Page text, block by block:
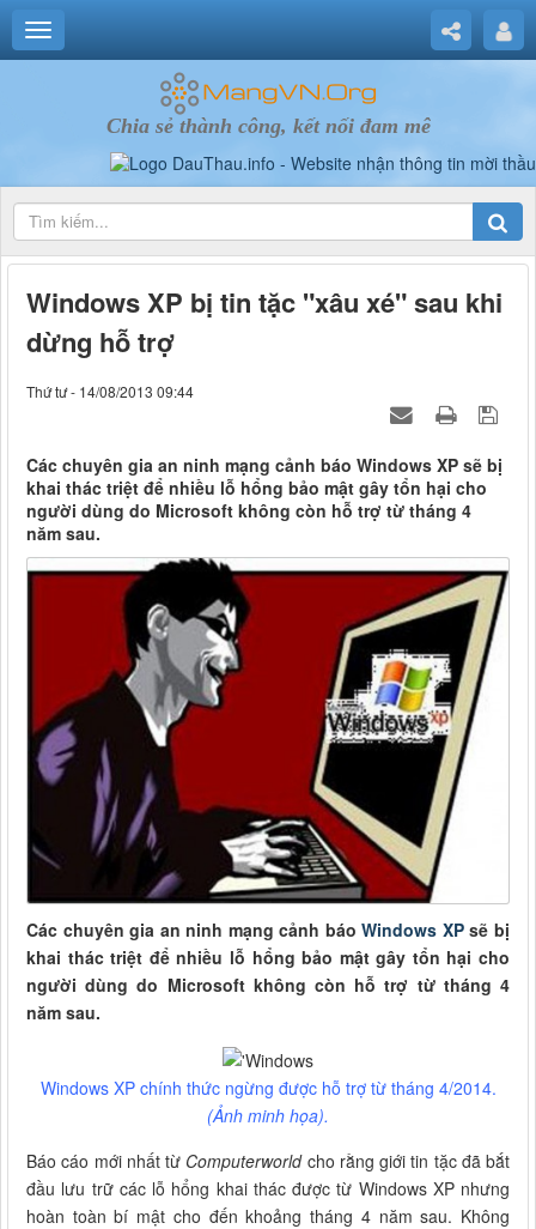
Chia sẻ thành công, kết nối đam mê
Windows XP bị tin tặc "xâu xé" sau khi
dừng hỗ trợ
Thứ tư - 14/08/2013 09:44
Các chuyên gia an ninh mạng cảnh báo Windows XP sẽ bị
khai thác triệt để nhiều lỗ hổng bảo mật gây tổn hại cho
người dùng do Microsoft không còn hỗ trợ từ tháng 4
năm sau.
Các chuyên gia an ninh mạng cảnh báoWindows XPsẽ bị
khai thác triệt để nhiều lỗ hổng bảo mật gây tổn hại cho
người dùng do Microsoft không còn hỗ trợ từ tháng 4
năm sau.
Windows XP chính thức ngừng được hỗ trợ từ tháng 4/2014.
(Ảnh minh họa).
Báo cáo mới nhất từ Computerworldcho rằng giới tin tặc đã bắt
đầu lưu trữ các lỗ hổng khai thác được từ Windows XP nhưng
hoàn toàn bí mật cho đến khoảng tháng 4 năm sau. Không